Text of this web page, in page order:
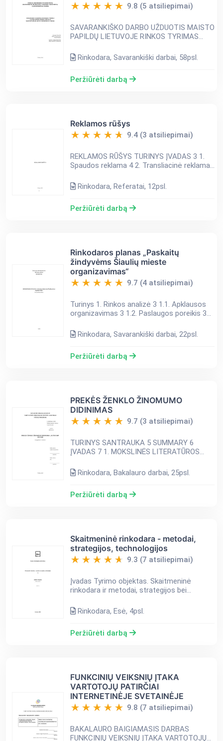
9.8 (5 atsiliepimai)
SAVARANKIŠKO DARBO UŽDUOTIS MAISTO
PAPILDŲ LIETUVOJE RINKOS TYRIMAS
veiksniai 6 Marketingo aplinkos tyrimas 7
Verslo aprašymas 7 Makro...
Rinkodara, Savarankiški darbai, 58psl.
Peržiūrėti darbą
Reklamos rūšys
9.4 (3 atsiliepimai)
REKLAMOS RŪŠYS TURINYS ĮVADAS 3 1.
Spaudos reklama 4 2. Transliacinė reklama
Demonstracinės reklamos formos 6 5.
Reklama internete 7 6. Rekla...
Rinkodara, Referatai, 12psl.
Peržiūrėti darbą
Rinkodaros planas „Paskaitų
žindyvėms Šiaulių mieste
organizavimas“
9.7 (4 atsiliepimai)
Turinys 1. Rinkos analizė 3 1.1. Apklausos
organizavimas 3 1.2. Paslaugos poreikis 3
4 2. Vidinės aplinkos analizavimas 7 2.1.
Teisinė...
Rinkodara, Savarankiški darbai, 22psl.
Peržiūrėti darbą
PREKĖS ŽENKLO ŽINOMUMO
DIDINIMAS
9.7 (3 atsiliepimai)
TURINYS SANTRAUKA 5 SUMMARY 6
ĮVADAS 7 1. MOKSLINĖS LITERATŪROS
1.2. Prekės ženklo žinomumas 12 1.3.
Prekės ženklo žinomumo didinimas 14 1....
Rinkodara, Bakalauro darbai, 25psl.
Peržiūrėti darbą
Skaitmeninė rinkodara - metodai,
strategijos, technologijos
9.3 (7 atsiliepimai)
Įvadas Tyrimo objektas. Skaitmeninė
rinkodara ir metodai, strategijos bei
skaitmeninės rinkodaros sampratą, jos
metodus, strategijas ir tec...
Rinkodara, Esė, 4psl.
Peržiūrėti darbą
FUNKCINIŲ VEIKSNIŲ ĮTAKA
VARTOTOJŲ PATIRČIAI
INTERNETINĖJE SVETAINĖJE
9.8 (7 atsiliepimai)
BAKALAURO BAIGIAMASIS DARBAS
FUNKCINIŲ VEIKSNIŲ ĮTAKA VARTOTOJŲ